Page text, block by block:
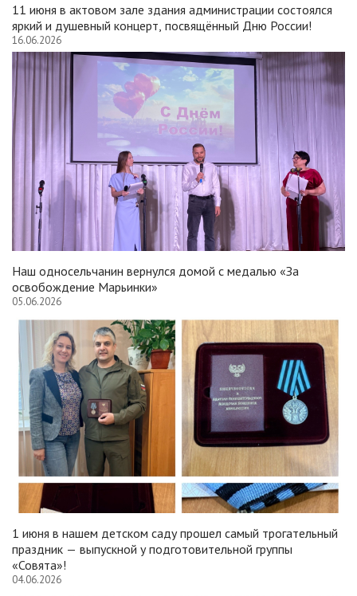
11 июня в актовом зале здания администрации состоялся
яркий и душевный концерт, посвящённый Дню России!
16.06.2026
Наш односельчанин вернулся домой с медалью «За
освобождение Марьинки»
05.06.2026
1 июня в нашем детском саду прошел самый трогательный
праздник — выпускной у подготовительной группы
«Совята»!
04.06.2026